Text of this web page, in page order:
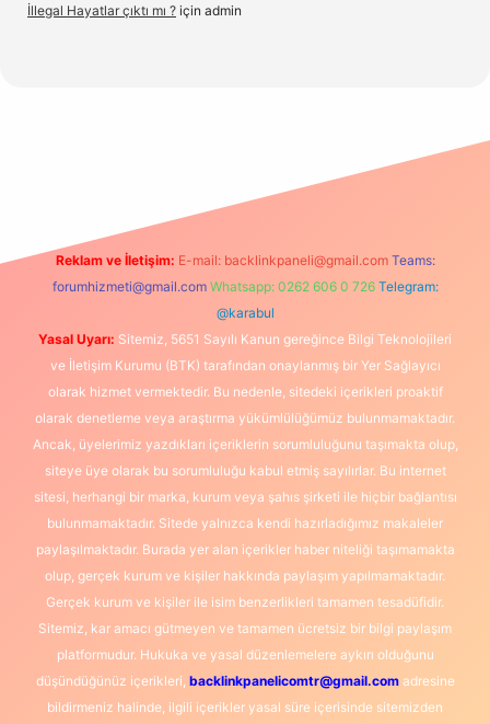
İllegal Hayatlar çıktı mı ? için admin
Reklam ve İletişim: E-mail: backlinkpaneli@gmail.com Teams:
forumhizmeti@gmail.com Whatsapp: 0262 606 0 726 Telegram:
@karabul
Yasal Uyarı: Sitemiz, 5651 Sayılı Kanun gereğince Bilgi Teknolojileri
ve İletişim Kurumu (BTK) tarafından onaylanmış bir Yer Sağlayıcı
olarak hizmet vermektedir. Bu nedenle, sitedeki içerikleri proaktif
olarak denetleme veya araştırma yükümlülüğümüz bulunmamaktadır.
Ancak, üyelerimiz yazdıkları içeriklerin sorumluluğunu taşımakta olup,
siteye üye olarak bu sorumluluğu kabul etmiş sayılırlar. Bu internet
sitesi, herhangi bir marka, kurum veya şahıs şirketi ile hiçbir bağlantısı
bulunmamaktadır. Sitede yalnızca kendi hazırladığımız makaleler
paylaşılmaktadır. Burada yer alan içerikler haber niteliği taşımamakta
olup, gerçek kurum ve kişiler hakkında paylaşım yapılmamaktadır.
Gerçek kurum ve kişiler ile isim benzerlikleri tamamen tesadüfidir.
Sitemiz, kar amacı gütmeyen ve tamamen ücretsiz bir bilgi paylaşım
platformudur. Hukuka ve yasal düzenlemelere aykırı olduğunu
düşündüğünüz içerikleri, backlinkpanelicomtr@gmail.comadresine
bildirmeniz halinde, ilgili içerikler yasal süre içerisinde sitemizden